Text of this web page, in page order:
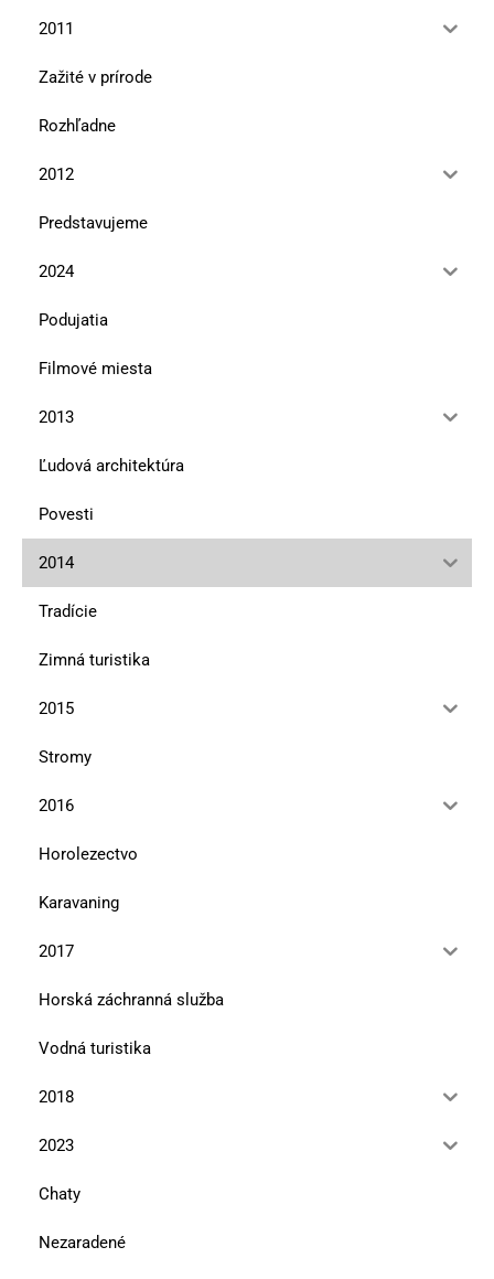
2011
Zažité v prírode
Rozhľadne
2012
Predstavujeme
2024
Podujatia
Filmové miesta
2013
Ľudová architektúra
Povesti
2014
Tradície
Zimná turistika
2015
Stromy
2016
Horolezectvo
Karavaning
2017
Horská záchranná služba
Vodná turistika
2018
2023
Chaty
Nezaradené